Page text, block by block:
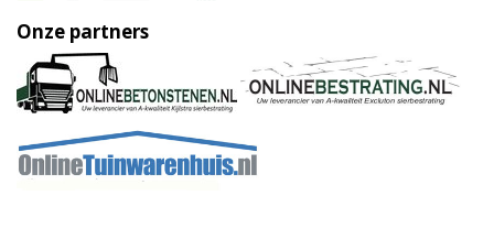
Onze partners